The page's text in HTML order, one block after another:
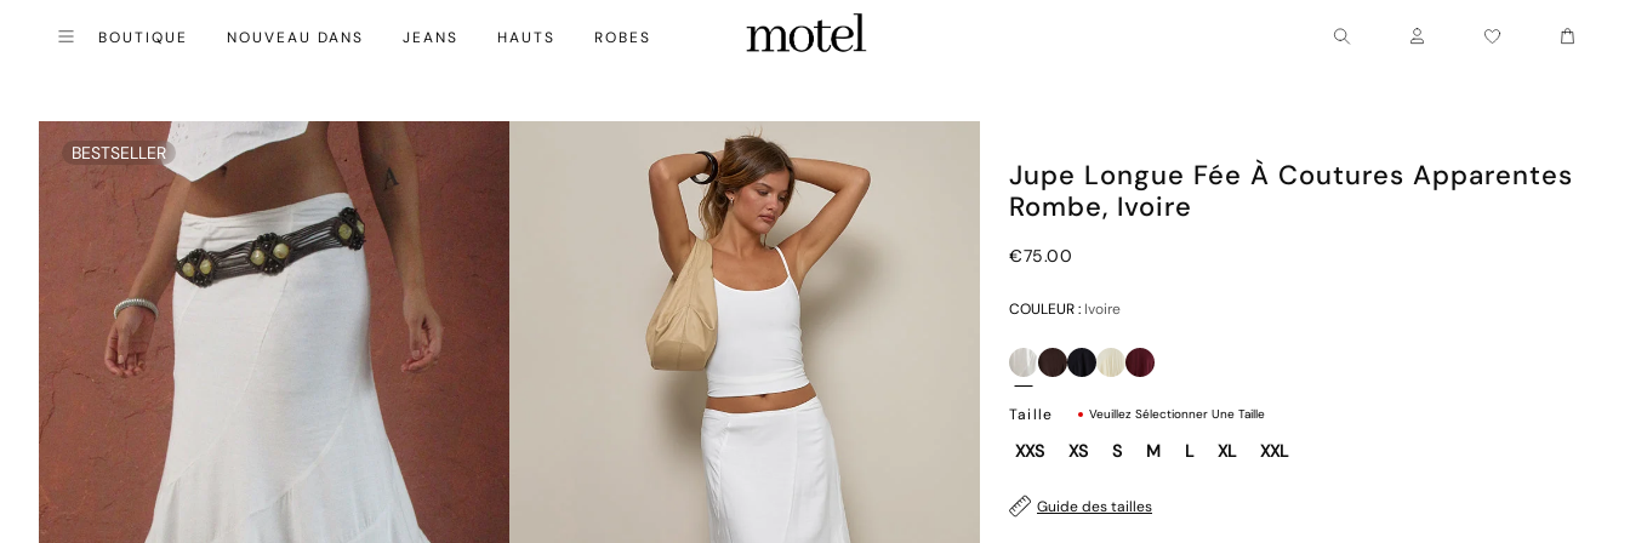
Menu
Fermer (esc)BOUTIQUE NOUVEAU DANS JEANS HAUTS ROBES
Compte Chariot
BESTSELLER
Jupe Longue Fée À Coutures Apparentes
Rombe, Ivoire
€75.00
COULEUR : Ivoire
Taille Veuillez Sélectionner Une Taille
XXS XS S M L XL XXL
Guide des tailles